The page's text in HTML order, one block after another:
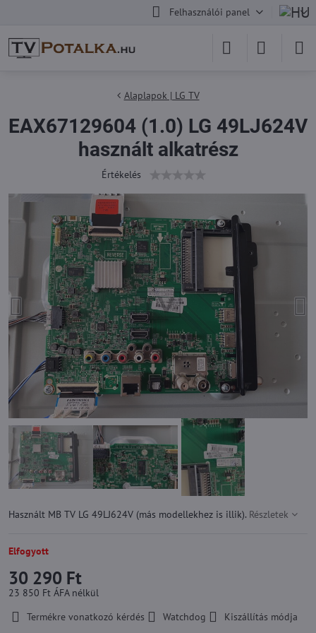
Felhasználói panel
Alaplapok | LG TV
EAX67129604 (1.0) LG 49LJ624V
használt alkatrész
Értékelés
Használt MB TV LG 49LJ624V (más modellekhez is illik). Részletek
Elfogyott
30 290 Ft
23 850 Ft ÁFA nélkül
Termékre vonatkozó kérdés
Watchdog
Kiszállítás módja